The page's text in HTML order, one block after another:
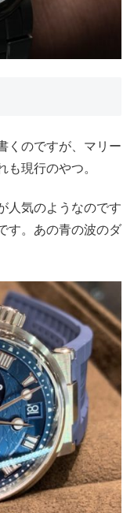
くのですが、マリー
も現行のやつ。
人気のようなのです
す。あの青の波のダ